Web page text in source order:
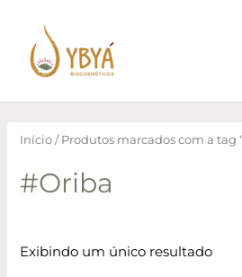
conteúdo
Início/ Produtos marcados com a tag
#Oriba
Exibindo um único resultado